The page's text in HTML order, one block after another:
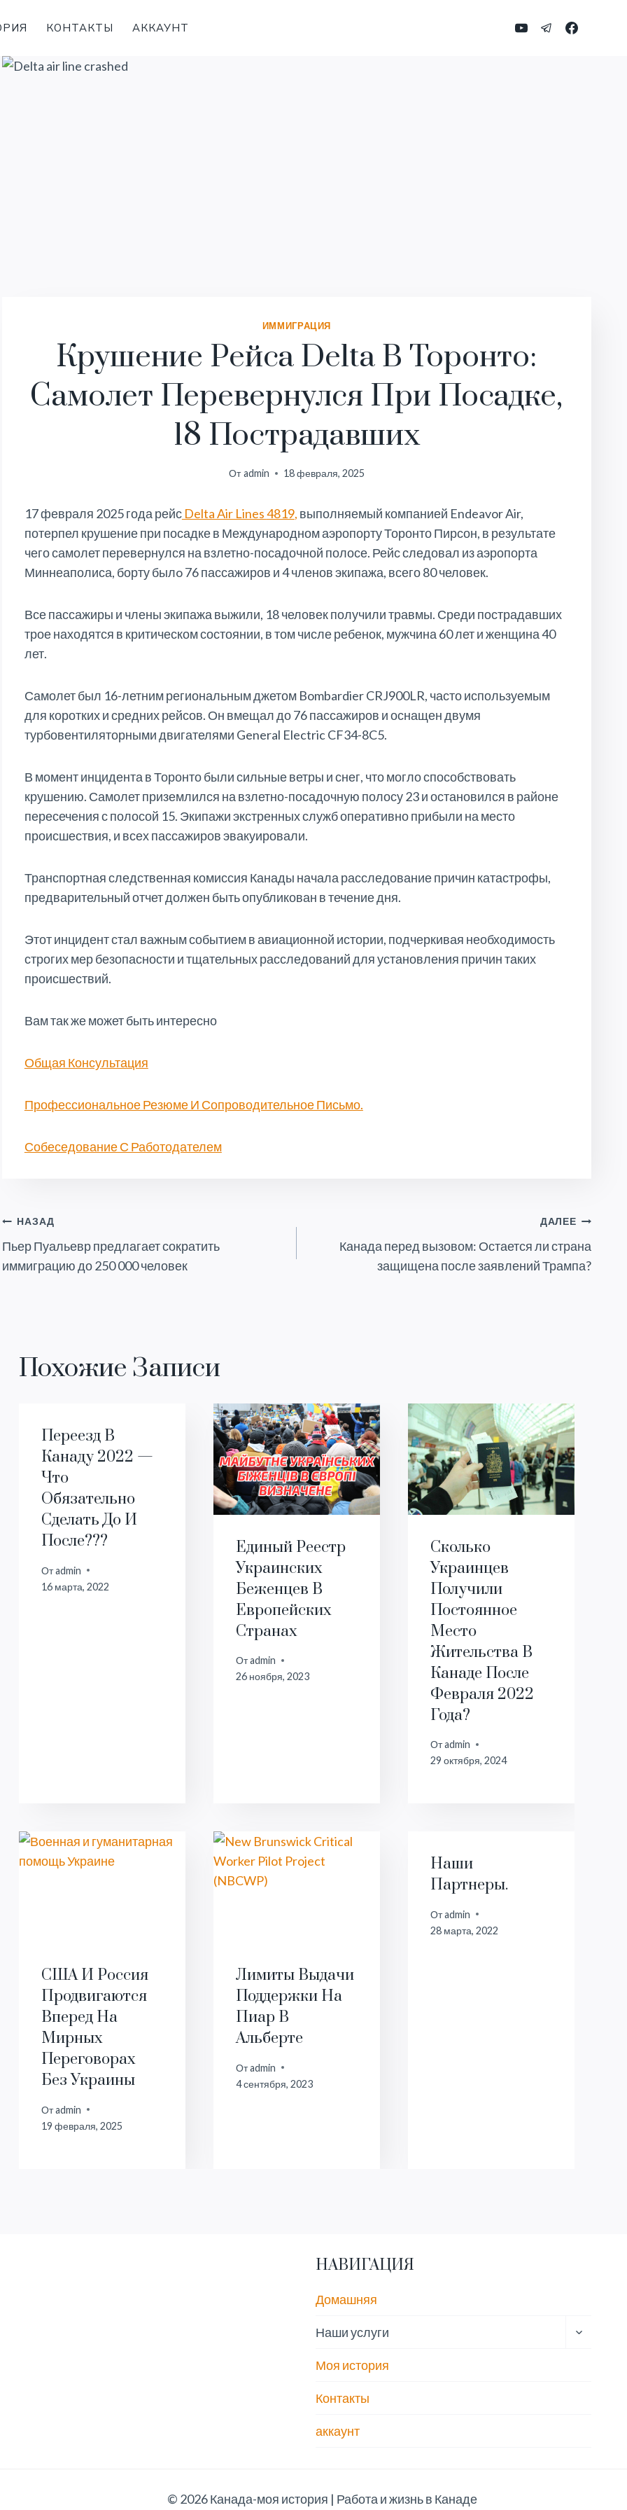
КОНТАКТЫ АККАУНТ
ИММИГРАЦИЯ
Крушение Рейса Delta В Торонто:
Самолет Перевернулся При Посадке,
18 Пострадавших
От admin 18 февраля, 2025
17 февраля 2025 года рейсDelta Air Lines4819, выполняемый компанией Endeavor Air,
потерпел крушение при посадке в Международном аэропорту Торонто Пирсон, в результате
чего самолет перевернулся на взлетно-посадочной полосе. Рейс следовал из аэропорта
Миннеаполиса, борту былo 76 пассажиров и 4 членов экипажа, всего 80 человек.
Все пассажиры и члены экипажа выжили, 18 человек получили травмы. Среди пострадавших
трое находятся в критическом состоянии, в том числе ребенок, мужчина 60 лет и женщина 40
лет.
Самолет был 16-летним региональным джетом Bombardier CRJ900LR, часто используемым
для коротких и средних рейсов. Он вмещал до 76 пассажиров и оснащен двумя
турбовентиляторными двигателями General Electric CF34-8C5.
В момент инцидента в Торонто были сильные ветры и снег, что могло способствовать
крушению. Самолет приземлился на взлетно-посадочную полосу 23 и остановился в районе
пересечения с полосой 15. Экипажи экстренных служб оперативно прибыли на место
происшествия, и всех пассажиров эвакуировали.
Транспортная следственная комиссия Канады начала расследование причин катастрофы,
предварительный отчет должен быть опубликован в течение дня.
Этот инцидент стал важным событием в авиационной истории, подчеркивая необходимость
строгих мер безопасности и тщательных расследований для установления причин таких
происшествий.
Вам так же может быть интересно
Общая Консультация
Профессиональное Резюме И Сопроводительное Письмо.
Собеседование С Работодателем
Навигация
По
НАЗАД
Пьер Пуальевр предлагает сократить
иммиграцию до 250 000 человек
ДАЛЕЕ
Канада перед вызовом: Остается ли страна
защищена после заявлений Трампа?
Похожие Записи
Переезд В
Канаду 2022 —
Что
Обязательно
Сделать До И
После???
Отadmin
16 марта, 2022
Единый Реестр
Украинских
Беженцев В
Европейских
Странах
Отadmin
26 ноября, 2023
Сколько
Украинцев
Получили
Постоянное
Место
Жительства В
Канаде После
Февраля 2022
Года?
Отadmin
29 октября, 2024
США И Россия
Продвигаются
Вперед На
Мирных
Переговорах
Без Украины
Отadmin
19 февраля, 2025
Лимиты Выдачи
Поддержки На
Пиар В
Альберте
Отadmin
4 сентября, 2023
Наши
Партнеры.
Отadmin
28 марта, 2022
НАВИГАЦИЯ
Домашняя
Наши услуги
Моя история
Контакты
аккаунт
© 2026 Канада-моя история | Работа и жизнь в Канаде